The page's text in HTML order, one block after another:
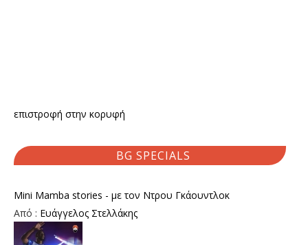
επιστροφή στην κορυφή
BG SPECIALS
Mini Mamba stories - με τον Ντρου Γκάουντλοκ
Από : Ευάγγελος Στελλάκης